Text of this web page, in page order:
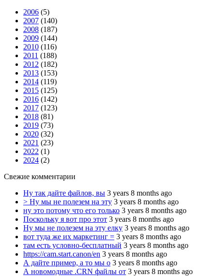
2006 (5)
2007 (140)
2008 (187)
2009 (144)
2010 (116)
2011 (188)
2012 (182)
2013 (153)
2014 (119)
2015 (125)
2016 (142)
2017 (123)
2018 (81)
2019 (73)
2020 (32)
2021 (23)
2022 (1)
2024 (2)
Свежие комментарии
Ну так дайте файлов, вы 3 years 8 months ago
> Ну мы не полезем на эту 3 years 8 months ago
ну это потому что его только 3 years 8 months ago
Поскольку я вот про этот 3 years 8 months ago
Ну мы не полезем на эту елку 3 years 8 months ago
вот туда же их маркетинг = 3 years 8 months ago
там есть условно-бесплатный 3 years 8 months ago
https://cam.start.canon/en 3 years 8 months ago
А дайте пример, а то мы о 3 years 8 months ago
А новомодные .CRN файлы от 3 years 8 months ago